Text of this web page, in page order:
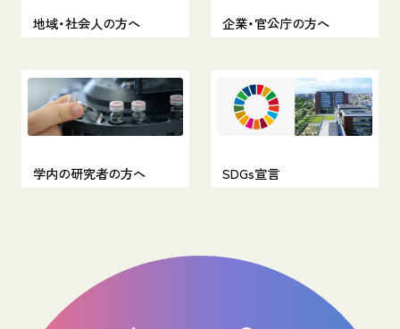
地域・社会人の方へ 企業・官公庁の方へ
学内の研究者の方へ SDGs宣言